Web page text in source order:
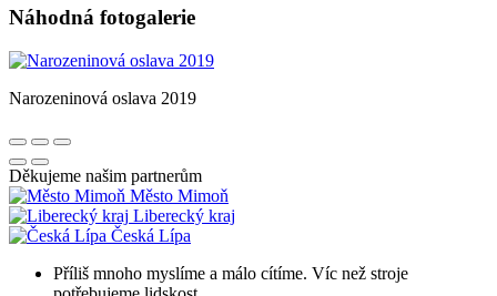
Náhodná fotogalerie
Narozeninová oslava 2019
Děkujeme našim partnerům
Město Mimoň
Liberecký kraj
Česká Lípa
Příliš mnoho myslíme a málo cítíme. Víc než stroje